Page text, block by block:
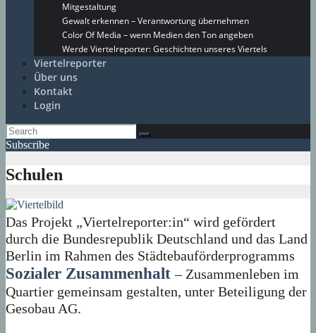
Mitgestaltung
Gewalt erkennen – Verantwortung übernehmen
Color Of Media – wenn Medien den Ton angeben
Werde Viertelreporter: Geschichten unseres Viertels
Viertelreporter
Über uns
Kontakt
Login
Subscribe
Schulen
Das Projekt „Viertelreporter:in“ wird gefördert
durch die Bundesrepublik Deutschland und das Land
Berlin im Rahmen des Städtebauförderprogramms
Sozialer Zusammenhalt – Zusammenleben im
Quartier gemeinsam gestalten, unter Beteiligung der
Gesobau AG.